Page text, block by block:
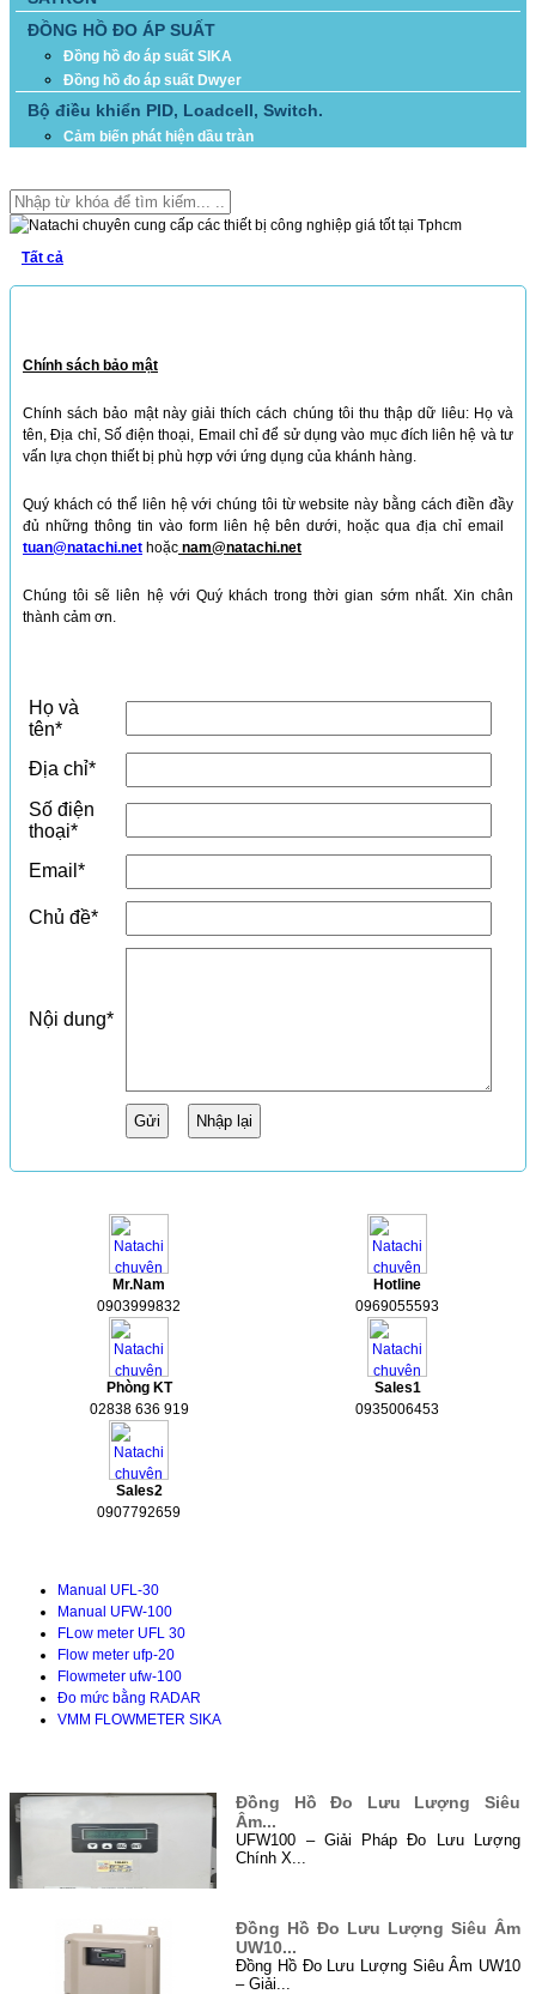
ĐỒNG HỒ ĐO ÁP SUẤT
Đồng hồ đo áp suất SIKA
Đồng hồ đo áp suất Dwyer
Bộ điều khiển PID, Loadcell, Switch.
Cảm biến phát hiện dầu tràn
Tất cả
Chính sách bảo mật
Chính sách bảo mật này giải thích cách chúng tôi thu thập dữ liêu: Họ và
tên,Địa chỉ, Số điện thoại, Email chỉ để sử dụng vào mục đích liên hệ và tư
vấn lựa chọn thiết bị phù hợp với ứng dụng của khánh hàng.
Quý khách có thể liên hệ với chúng tôi từ website này bằng cách điền đầy
đủ những thông tin vào form liên hệ bên dưới, hoặc qua địa chỉ email
tuan@natachi.net hoặc nam@natachi.net
Chúng tôi sẽ liên hệ với Quý khách trong thời gian sớm nhất. Xin chân
thành cảm ơn.
Họ và
tên*
Địa chỉ*
Số điện
thoại*
Email *
Chủ đề*
Nội dung*
Mr.Nam
0903999832
Hotline
0969055593
Phòng KT
02838 636 919
Sales1
0935006453
Sales2
0907792659
Manual UFL-30
Manual UFW-100
FLow meter UFL 30
Flow meter ufp-20
Flowmeter ufw-100
Đo mức bằng RADAR
VMM FLOWMETER SIKA
Đồng Hồ Đo Lưu Lượng Siêu
Âm...
UFW100 – Giải Pháp Đo Lưu Lượng
Chính X...
Đồng Hồ Đo Lưu Lượng Siêu Âm
UW10...
Đồng Hồ Đo Lưu Lượng Siêu Âm UW10
– Giải...